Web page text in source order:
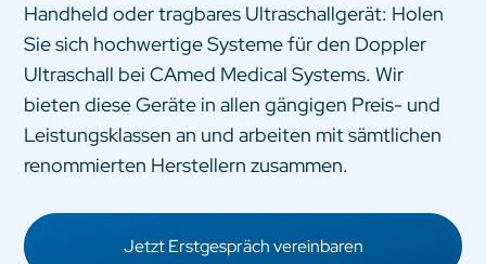
Handheld oder tragbares Ultraschallgerät: Holen
Sie sich hochwertige Systeme für den Doppler
Ultraschall bei CAmed Medical Systems. Wir
bieten diese Geräte in allen gängigen Preis- und
Leistungsklassen an und arbeiten mit sämtlichen
renommierten Herstellern zusammen.
Jetzt Erstgespräch vereinbaren